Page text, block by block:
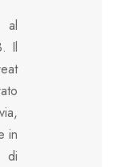
al
Il
in
di